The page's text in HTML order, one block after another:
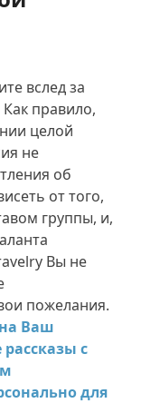
вслед за
Как правило,
целой
не
об
от того,
группы, и,
Вы не
пожелания.
Ваш
с
для